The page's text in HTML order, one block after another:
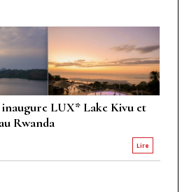
LUX* Lake Kivu et
Rwanda
Lire